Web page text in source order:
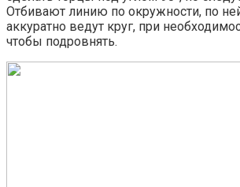
Отбивают линию по окружности, по
аккуратно ведут круг, при
чтобы подровнять.